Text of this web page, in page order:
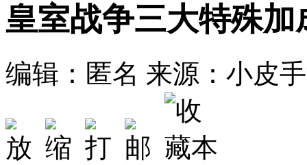
皇室战争三大特殊
编辑：匿名 来源：小皮